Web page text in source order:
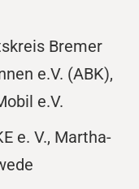
Bremer
e.V. (ABK),
e.V.
e. V., Martha-